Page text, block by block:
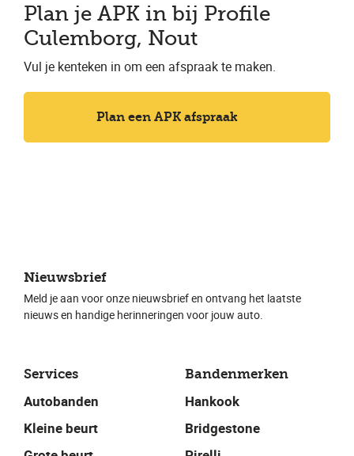
Plan je APK in bij Profile
Culemborg, Nout
Vul je kenteken in om een afspraak te maken.
Plan een APK afspraak
Services
Autobanden
Kleine beurt
Bandenmerken
Hankook
Bridgestone
Nieuwsbrief
Meld je aan voor onze nieuwsbrief en ontvang het laatste
nieuws en handige herinneringen voor jouw auto.